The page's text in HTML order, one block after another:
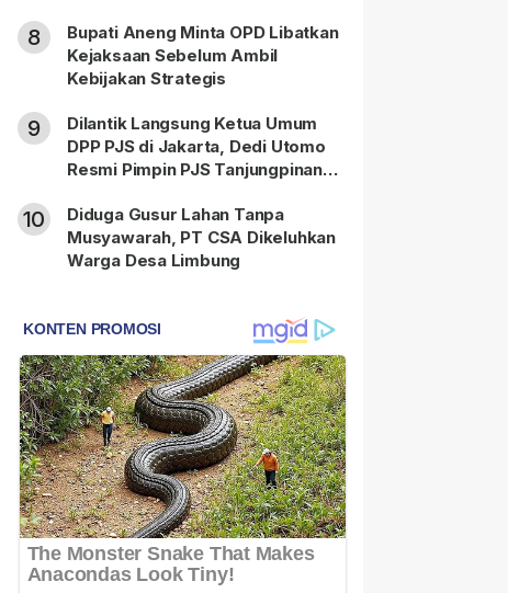
8
Bupati Aneng Minta OPD Libatkan
Kejaksaan Sebelum Ambil
Kebijakan Strategis
9
Dilantik Langsung Ketua Umum
DPP PJS di Jakarta, Dedi Utomo
Resmi Pimpin PJS Tanjungpinang-
10
Diduga Gusur Lahan Tanpa
Musyawarah, PT CSA Dikeluhkan
Warga Desa Limbung